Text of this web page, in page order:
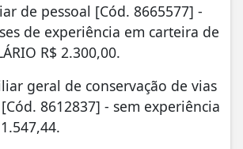
de pessoal [Cód. 8665577] -
de experiência em carteira de
R$ 2.300,00.
geral de conservação de vias
8612837] - sem experiência